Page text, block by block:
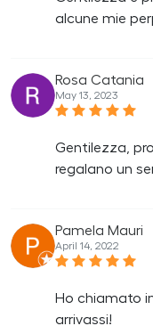
alcune mie
Rosa Catania
May 13, 2023
Gentilezza,
regalano un
Pamela Mauri
April 14, 2022
Ho chiamato
arrivassi!